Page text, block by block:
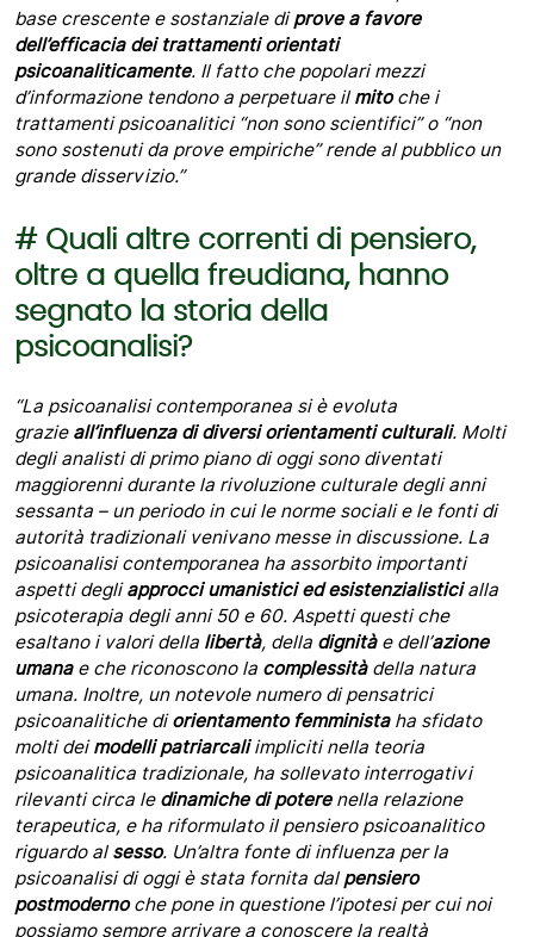
base crescente e sostanziale diprove a favore
dell’efficacia dei trattamenti orientati
psicoanaliticamente. Il fatto che popolari mezzi
d’informazione tendono a perpetuare ilmitoche i
trattamenti psicoanalitici “non sono scientifici” o “non
sono sostenuti da prove empiriche” rende al pubblico un
grande disservizio.”
# Quali altre correnti di pensiero,
oltre a quella freudiana, hanno
segnato la storia della
psicoanalisi?
“La psicoanalisi contemporanea si è evoluta
grazieall’influenza di diversi orientamenti culturali. Molti
degli analisti di primo piano di oggi sono diventati
maggiorenni durante la rivoluzione culturale degli anni
sessanta – un periodo in cui le norme sociali e le fonti di
autorità tradizionali venivano messe in discussione. La
psicoanalisi contemporanea ha assorbito importanti
aspetti degliapprocci umanistici ed esistenzialisticialla
psicoterapia degli anni 50 e 60. Aspetti questi che
esaltano i valori della libertà, della dignitàe dell’azione
umanae che riconoscono la complessitàdella natura
umana. Inoltre, un notevole numero di pensatrici
psicoanalitiche diorientamento femministaha sfidato
molti deimodelli patriarcaliimpliciti nella teoria
psicoanalitica tradizionale, ha sollevato interrogativi
rilevanti circa ledinamiche di poterenella relazione
terapeutica, e ha riformulato il pensiero psicoanalitico
riguardo alsesso. Un’altra fonte di influenza per la
psicoanalisi di oggi è stata fornita dalpensiero
postmodernoche pone in questione l’ipotesi per cui noi
possiamo sempre arrivare a conoscere la realtà